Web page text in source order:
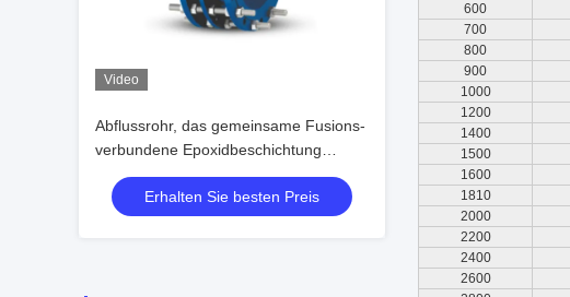
Video
Abflussrohr, das gemeinsame Fusions-
verbundene Epoxidbeschichtung
Epdm-Dichtung abbaut
Erhalten Sie besten Preis
600
700
800
900
1000
1200
1400
1500
1600
1810
2000
2200
2400
2600